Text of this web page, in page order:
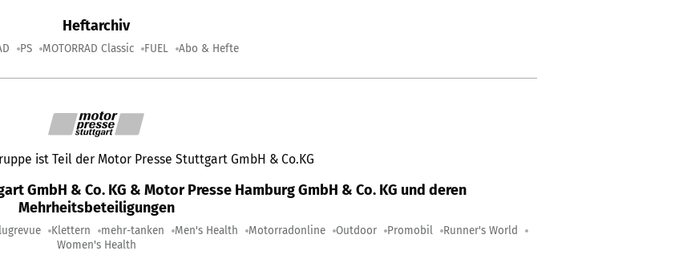
Heftarchiv
PS MOTORRAD Classic FUEL Abo & Hefte
ist Teil der Motor Presse Stuttgart GmbH & Co.KG
GmbH & Co. KG & Motor Presse Hamburg GmbH & Co. KG und deren
Mehrheitsbeteiligungen
Klettern mehr-tanken Men's Health Motorradonline Outdoor Promobil
Runner's World
Women's Health